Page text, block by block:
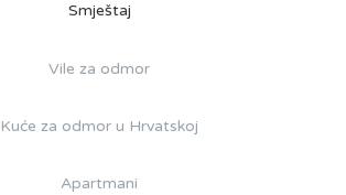
Smještaj
Vile za odmor
Kuće za odmor u Hrvatskoj
Apartmani